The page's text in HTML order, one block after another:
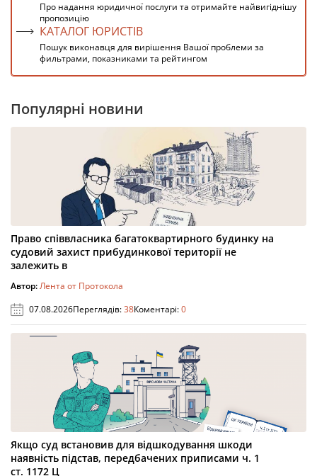
Про надання юридичної послуги та отримайте найвигіднішу
пропозицію
КАТАЛОГ ЮРИСТІВ
Пошук виконавця для вирішення Вашої проблеми за
фильтрами, показниками та рейтингом
Популярні новини
Право співвласника багатоквартирного будинку на
судовий захист прибудинкової території не
залежить в
Автор:Лента от Протокола
07.08.2026Переглядів:38Коментарі:0
Якщо суд встановив для відшкодування шкоди
наявність підстав, передбачених приписами ч. 1
ст. 1172 Ц